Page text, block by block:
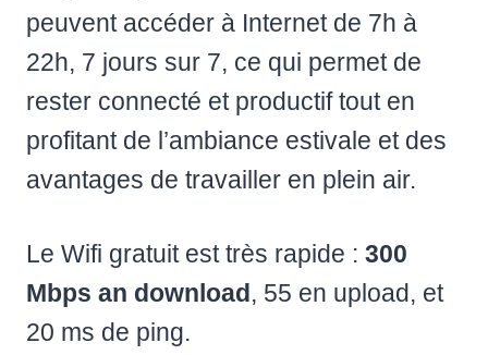
peuvent accéder à Internet de 7h à
22h, 7 jours sur 7, ce qui permet de
rester connecté et productif tout en
profitant de l’ambiance estivale et des
avantages de travailler en plein air.
Le Wifi gratuit est très rapide : 300
Mbps an download, 55 en upload, et
20 ms de ping.